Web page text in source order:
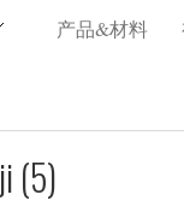
产品&材料
(5)